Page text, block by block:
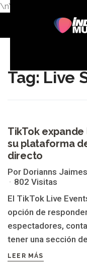
\n\n
Tag: Live
LIVE STREAMING
TikTok
su plataforma
directo
Por Dorianns Jaimes
802 Visitas
El TikTok Live
opción de
espectadores,
tener una sección
LEER MÁS